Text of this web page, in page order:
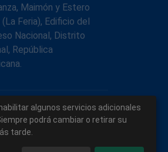
Maimón y Estero
(La Feria), Edificio del
Nacional, Distrito
República
algunos servicios adicionales
podrá cambiar o retirar su
tarde.